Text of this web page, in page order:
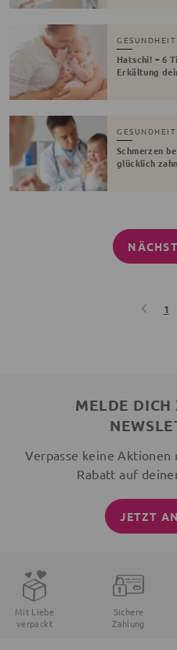
GESUNDHEIT
Hatschi! – 6
Erkältung
GESUNDHEIT
Schmerzen
glücklich
1
MELDE DICH
Verpasse keine Aktionen
Rabatt auf
JETZT
Mit Liebe
verpackt
Sichere
Zahlung